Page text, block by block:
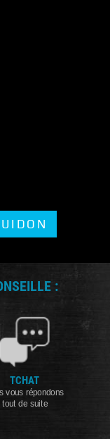
:
TCHAT
vous répondons
tout de suite